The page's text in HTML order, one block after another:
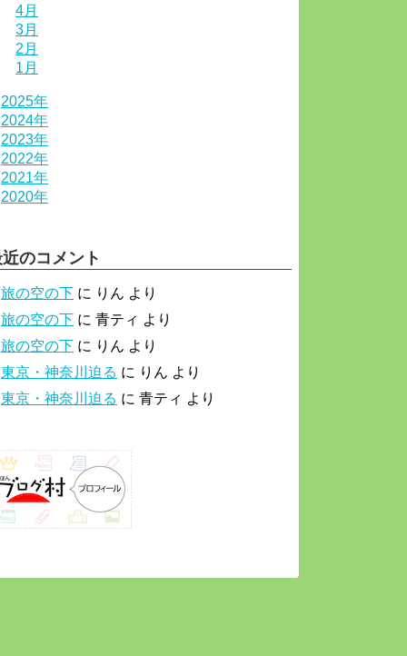
4月
3月
2月
1月
2025年
2024年
2023年
2022年
2021年
2020年
のコメント
旅の空の下 に りん より
旅の空の下 に 青ティ より
旅の空の下 に りん より
東京・神奈川迫る に りん より
東京・神奈川迫る に 青ティ より